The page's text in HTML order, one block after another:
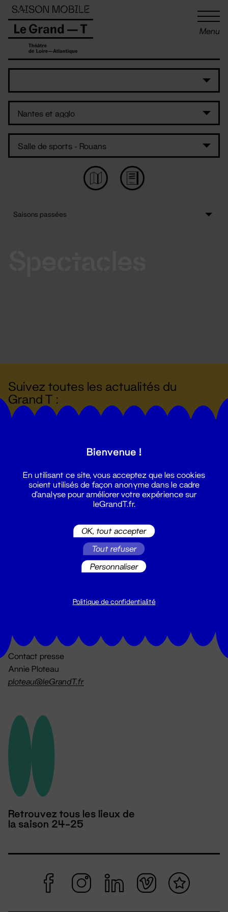
Menu
Suivez toutes les actualités du
Grand T :
billetterie@leGrandT.fr
Du lundi au vendredi 14h → 18h
Contact presse
Annie Ploteau
ploteau@leGrandT.fr
Retrouvez tous les lieux de
la saison 24-25
Panneau de gestion des cookies
Bienvenue !
En utilisant ce site, vous acceptez que les cookies
soient utilisés de façon anonyme dans le cadre
d'analyse pour améliorer votre expérience sur
leGrandT.fr.
OK, tout accepter
Tout refuser
Personnaliser
Politique de confidentialité